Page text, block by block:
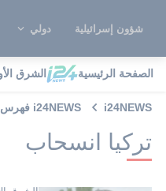
شؤون إسرائيلية دولي
الصفحة الرئيسية الشرق
i24NEWS i24NEWS فهرس علامات
تركيا انسحاب